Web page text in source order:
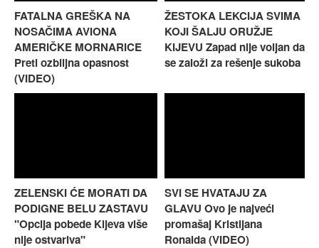
FATALNA GREŠKA NA
NOSAČIMA AVIONA
AMERIČKE MORNARICE
Preti ozbiljna opasnost
(VIDEO)
ŽESTOKA LEKCIJA SVIMA
KOJI ŠALJU ORUŽJE
KIJEVU Zapad nije voljan da
se založi za rešenje sukoba
ZELENSKI ĆE MORATI DA
PODIGNE BELU ZASTAVU
"Opcija pobede Kijeva više
nije ostvariva"
SVI SE HVATAJU ZA
GLAVU Ovo je najveći
promašaj Kristijana
Ronalda (VIDEO)